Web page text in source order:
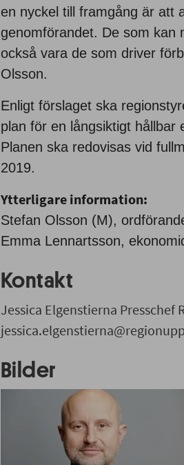
en nyckel till framgång är att
genomförandet. De som kan
också vara de som driver
Olsson.
Enligt förslaget ska
plan för en långsiktigt hållbar
Planen ska redovisas vid
2019.
Ytterligare information:
Stefan Olsson (M),
Emma Lennartsson,
Kontakt
Jessica Elgenstierna Presschef
Bilder